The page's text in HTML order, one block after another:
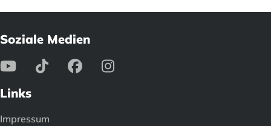
Soziale Medien
Links
Impressum